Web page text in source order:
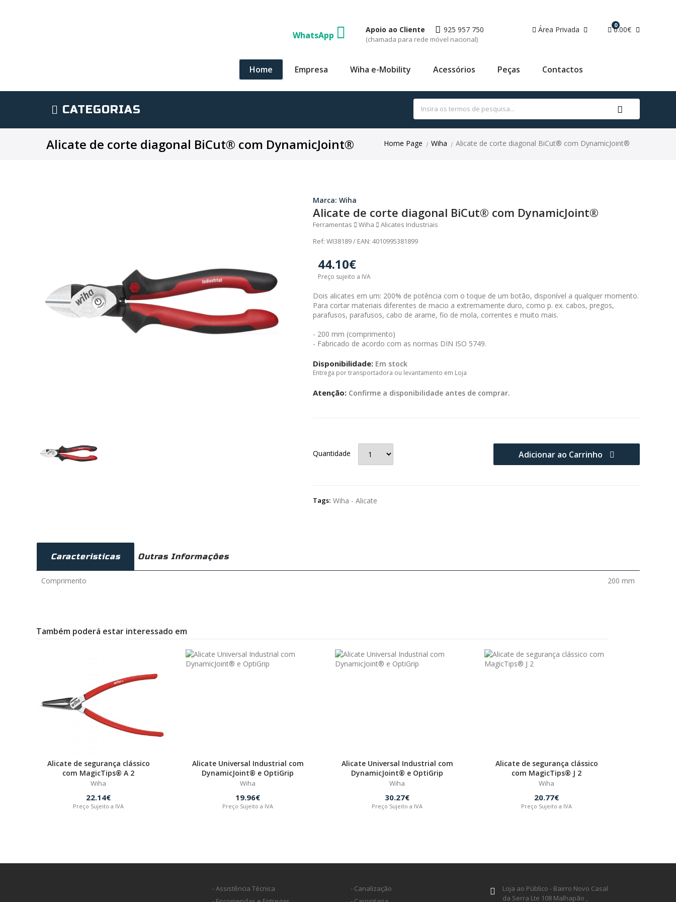
WhatsApp
Apoio ao Cliente 925 957 750
(chamada para rede móvel nacional)
Área Privada 0
0.00€
Home Empresa Wiha e-Mobility Acessórios Peças Contactos
CATEGORIAS
Home Page | Wiha | Alicate de corte diagonal BiCut® com DynamicJoint®
Alicate de corte diagonal BiCut® com DynamicJoint®
Marca: Wiha
Alicate de corte diagonal BiCut® com DynamicJoint®
Ferramentas Wiha
Alicates Industriais
Ref: WI38189 / EAN: 4010995381899
44.10€
Preço sujeito a IVA
Dois alicates em um: 200% de potência com o toque de um botão, disponível a qualquer momento.
Para cortar materiais diferentes de macio a extremamente duro, como p. ex. cabos, pregos,
parafusos, parafusos, cabo de arame, fio de mola, correntes e muito mais.
- 200 mm (comprimento)
- Fabricado de acordo com as normas DIN ISO 5749.
Disponibilidade: Em stock
Entrega por transportadora ou levantamento em Loja
Atenção: Confirme a disponibilidade antes de comprar.
Quantidade Adicionar ao Carrinho
Tags: Wiha - Alicate
Caracteristicas Outras Informações
Comprimento 200 mm
Também poderá estar interessado em
Alicate de segurança clássico
com MagicTips® A 2
Wiha
22.14€
Preço Sujeito a IVA
Alicate Universal Industrial com
DynamicJoint® e OptiGrip
Wiha
19.96€
Preço Sujeito a IVA
Alicate Universal Industrial com
DynamicJoint® e OptiGrip
Wiha
30.27€
Preço Sujeito a IVA
Alicate de segurança clássico
com MagicTips® J 2
Wiha
20.77€
Preço Sujeito a IVA
- Assistência Técnica
- Canalização
Loja ao Público - Bairro Novo Casal
da Serra Lte 108 Malhapão ,